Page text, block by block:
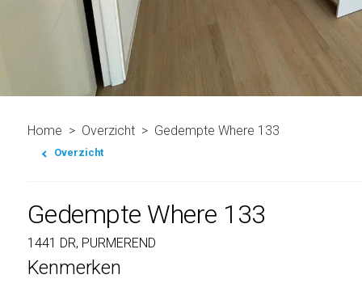
Home Overzicht Gedempte Where 133
Overzicht
Gedempte Where 133
1441 DR, PURMEREND
Kenmerken